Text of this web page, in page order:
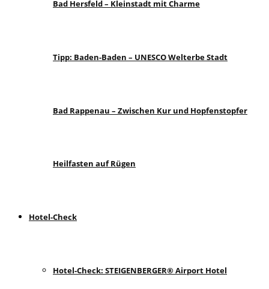
Bad Hersfeld – Kleinstadt mit Charme
Tipp: Baden-Baden – UNESCO Welterbe Stadt
Bad Rappenau – Zwischen Kur und Hopfenstopfer
Heilfasten auf Rügen
Hotel-Check
Hotel-Check: STEIGENBERGER® Airport Hotel